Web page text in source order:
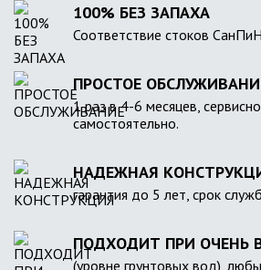
100% БЕЗ ЗАПАХА
Соответствие стоков
ПРОСТОЕ
1 раз в 4-6 месяцев,
самостоятельно.
НАДЕЖНАЯ
гарантия до 5 лет, срок
ПОДХОДИТ ПРИ ОЧЕНЬ
(уровне грунтовых вод),